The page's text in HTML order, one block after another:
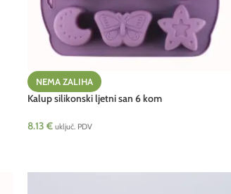
NEMA ZALIHA
Kalup silikonski ljetni san 6 kom
8.13 € uključ. PDV